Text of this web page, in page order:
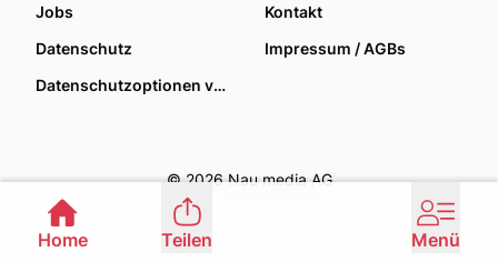
Jobs
Kontakt
Datenschutz
Impressum / AGBs
Datenschutzoptionen verwalten
© 2026 Nau media AG
Home Teilen Menü